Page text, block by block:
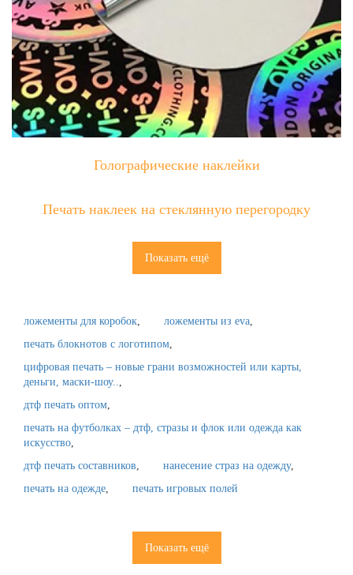
Голографические наклейки
Печать наклеек на стеклянную перегородку
Показать ещё
ложементы для коробок
ложементы из eva
печать блокнотов с логотипом
цифровая печать – новые грани возможностей или карты,
деньги, маски-шоу..
дтф печать оптом
печать на футболках – дтф, стразы и флок или одежда как
искусство
дтф печать составников
нанесение страз на одежду
печать на одежде
печать игровых полей
Показать ещё